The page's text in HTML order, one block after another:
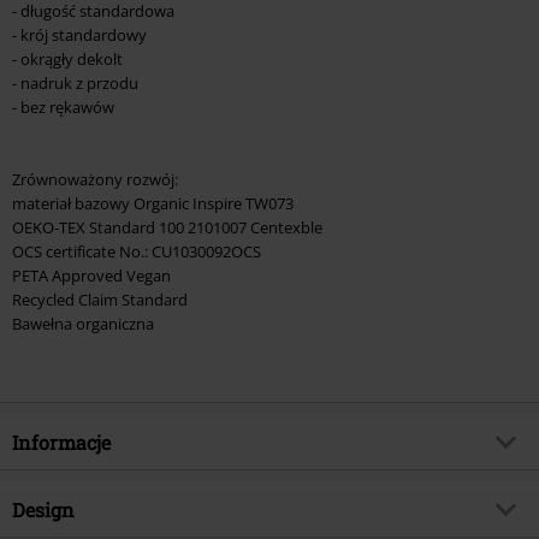
- długość standardowa
- krój standardowy
- okrągły dekolt
- nadruk z przodu
- bez rękawów
Zrównoważony rozwój:
materiał bazowy Organic Inspire TW073
OEKO-TEX Standard 100 2101007 Centexble
OCS certificate No.: CU1030092OCS
PETA Approved Vegan
Recycled Claim Standard
Bawełna organiczna
Informacje
Numer artykułu
Design